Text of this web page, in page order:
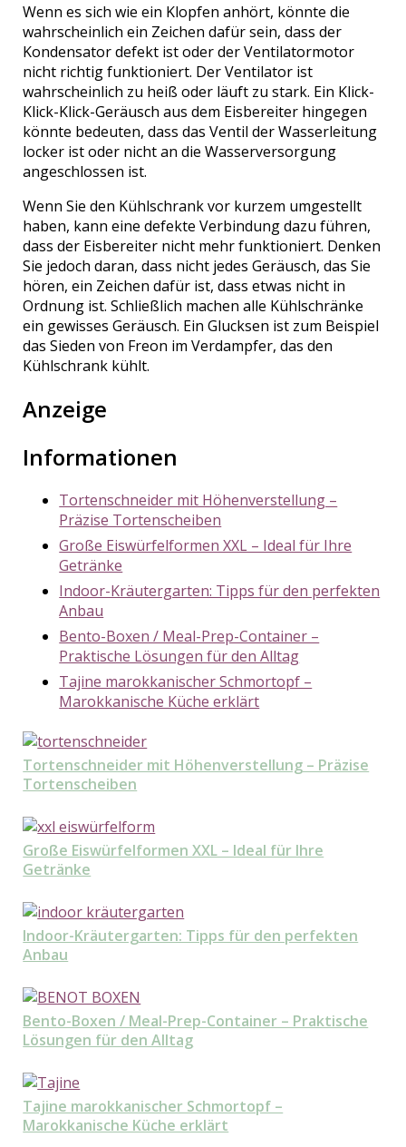
Wenn es sich wie ein Klopfen anhört, könnte die
wahrscheinlich ein Zeichen dafür sein, dass der
Kondensator defekt ist oder der Ventilatormotor
nicht richtig funktioniert. Der Ventilator ist
wahrscheinlich zu heiß oder läuft zu stark. Ein Klick-
Klick-Klick-Geräusch aus dem Eisbereiter hingegen
könnte bedeuten, dass das Ventil der Wasserleitung
locker ist oder nicht an die Wasserversorgung
angeschlossen ist.
Wenn Sie den Kühlschrank vor kurzem umgestellt
haben, kann eine defekte Verbindung dazu führen,
dass der Eisbereiter nicht mehr funktioniert. Denken
Sie jedoch daran, dass nicht jedes Geräusch, das Sie
hören, ein Zeichen dafür ist, dass etwas nicht in
Ordnung ist. Schließlich machen alle Kühlschränke
ein gewisses Geräusch. Ein Glucksen ist zum Beispiel
das Sieden von Freon im Verdampfer, das den
Kühlschrank kühlt.
Anzeige
Informationen
Tortenschneider mit Höhenverstellung –
Präzise Tortenscheiben
Große Eiswürfelformen XXL – Ideal für Ihre
Getränke
Indoor-Kräutergarten: Tipps für den perfekten
Anbau
Bento-Boxen / Meal-Prep-Container –
Praktische Lösungen für den Alltag
Tajine marokkanischer Schmortopf –
Marokkanische Küche erklärt
Tortenschneider mit Höhenverstellung – Präzise
Tortenscheiben
Große Eiswürfelformen XXL – Ideal für Ihre
Getränke
Indoor-Kräutergarten: Tipps für den perfekten
Anbau
Bento-Boxen / Meal-Prep-Container – Praktische
Lösungen für den Alltag
Tajine marokkanischer Schmortopf –
Marokkanische Küche erklärt